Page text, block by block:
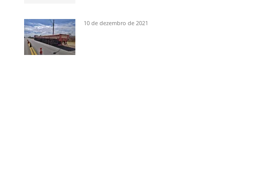
10 de dezembro de 2021